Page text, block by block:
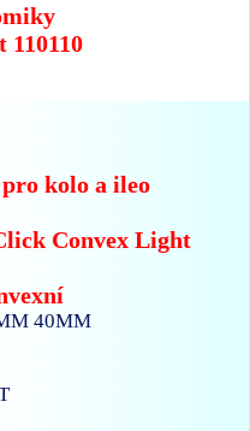
110110
kolo a ileo
Convex Light
40MM